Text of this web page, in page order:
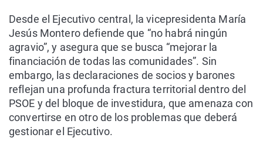
Desde el Ejecutivo central, la vicepresidenta María
Jesús Montero defiende que “no habrá ningún
agravio”, y asegura que se busca “mejorar la
financiación de todas las comunidades”. Sin
embargo, las declaraciones de socios y barones
reflejan una profunda fractura territorial dentro del
PSOE y del bloque de investidura, que amenaza con
convertirse en otro de los problemas que deberá
gestionar el Ejecutivo.